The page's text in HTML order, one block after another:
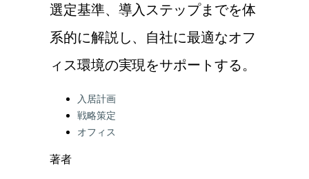
選定基準、導入ステップまでを体
系的に解説し、自社に最適なオフ
ィス環境の実現をサポートする。
Categories:
入居計画
戦略策定
オフィス
著者